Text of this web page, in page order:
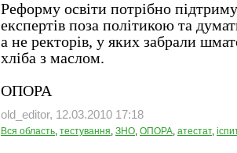
Реформу освіти потрібно
експертів поза політикою та
а не ректорів, у яких забрали
хліба з маслом.
ОПОРА
old_editor, 12.03.2010 17:18
Вся область, тестування, ЗНО, ОПОРА, атестат,